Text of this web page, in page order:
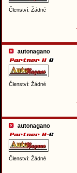
Členství: Žádné
autonagano
Členství: Žádné
autonagano
Členství: Žádné